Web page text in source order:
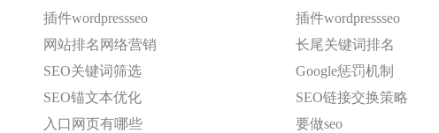
插件wordpressseo 插件wordpressseo
网站排名网络营销 长尾关键词排名
SEO关键词筛选 Google惩罚机制
SEO锚文本优化 SEO链接交换策略
入口网页有哪些 要做seo